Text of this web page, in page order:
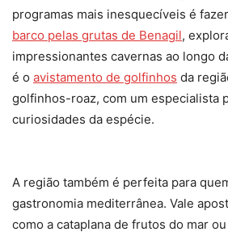
programas mais inesquecíveis é
barco pelas grutas de Benagil,
impressionantes cavernas ao longo
é o avistamento de golfinhos da
golfinhos-roaz, com um especialista
curiosidades da espécie.
A região também é perfeita para
gastronomia mediterrânea. Vale
como a cataplana de frutos do mar